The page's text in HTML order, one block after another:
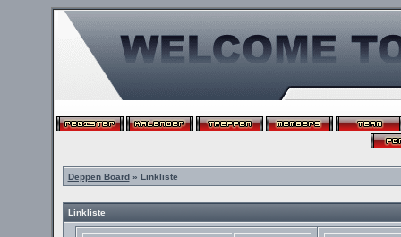
Deppen Board» Linkliste
Linkliste